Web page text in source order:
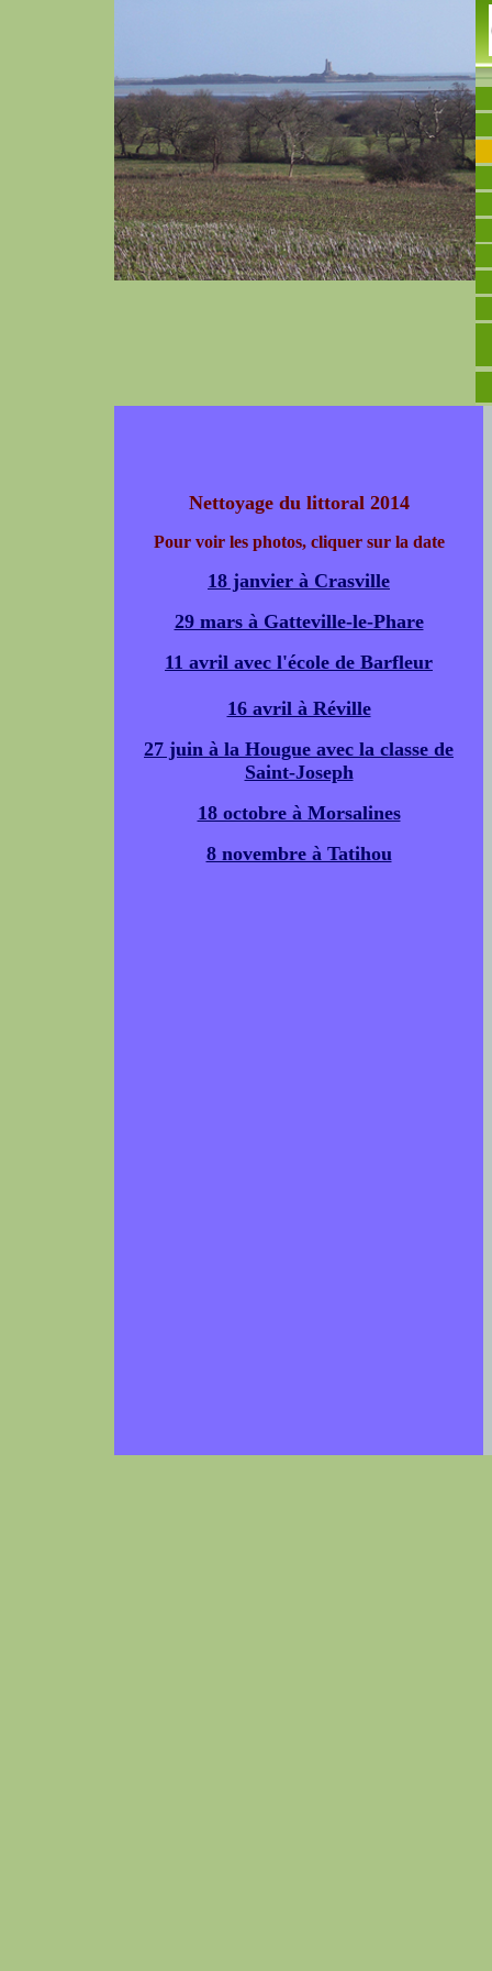
Nettoyage du littoral 2014
Pour voir les photos, cliquer sur la date
18 janvier à Crasville
29 mars à Gatteville-le-Phare
11 avril avec l'école de Barfleur
16 avril à Réville
27 juin à la Hougue avec la classe de
Saint-Joseph
18 octobre à Morsalines
8 novembre à Tatihou